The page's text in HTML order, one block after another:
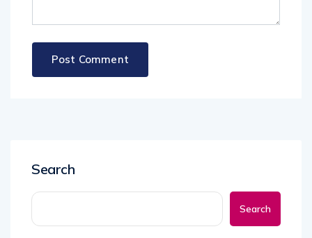
Search
Search